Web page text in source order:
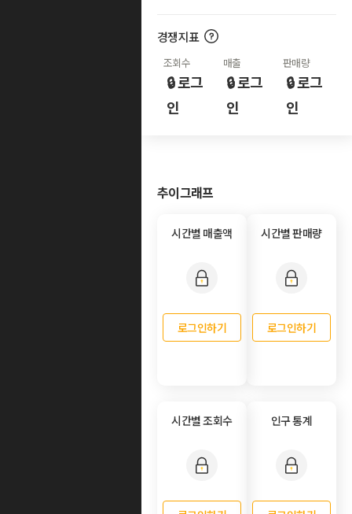
경쟁지표
조회수
🔒 로그
인
매출
🔒 로그
인
판매량
🔒 로그
인
추이그래프
시간별 매출액
로그인하기
시간별 판매량
로그인하기
시간별 조회수 인구 통계